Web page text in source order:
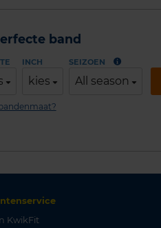
band
INCH
kies
SEIZOEN
All season
KwikFit